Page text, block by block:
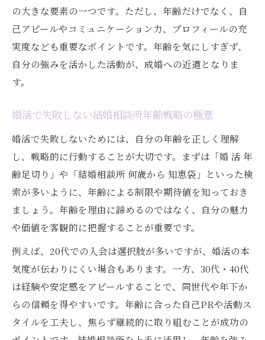
の大きな要素の一つです。ただし、年齢だけでなく、自
己アピールやコミュニケーション力、プロフィールの充
実度なども重要なポイントです。年齢を気にしすぎず、
自分の強みを活かした活動が、成婚への近道となりま
す。
婚活で失敗しない結婚相談所年齢戦略の極意
婚活で失敗しないためには、自分の年齢を正しく理解
し、戦略的に行動することが大切です。まずは「婚 活 年
齢足切り」や「結婚相談所 何歳から 知恵袋」といった検
索が多いように、年齢による制限や期待値を知っておき
ましょう。年齢を理由に諦めるのではなく、自分の魅力
や価値を客観的に把握することが重要です。
例えば、20代での入会は選択肢が多いですが、婚活の本
気度が伝わりにくい場合もあります。一方、30代・40代
は経験や安定感をアピールすることで、同世代や年下か
らの信頼を得やすいです。年齢に合った自己PRや活動ス
タイルを工夫し、焦らず継続的に取り組むことが成功の